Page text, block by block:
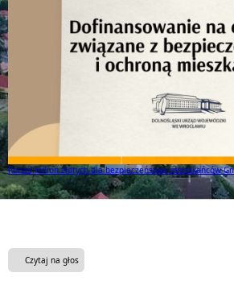
Ponad milion złotych dla bezpieczeństwa mieszkańców
Czytaj na głos